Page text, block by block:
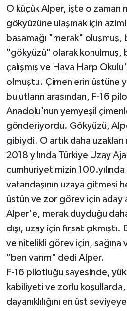
O küçük Alper, işte o zaman
gökyüzüne ulaşmak için
basamağı "merak" oluşmuş,
"gökyüzü" olarak konulmuş,
çalışmış ve Hava Harp
olmuştu. Çimenlerin üstüne
bulutların arasından, F-16
Anadolu'nun yemyeşil
gönderiyordu. Gökyüzü,
gibiydi. O artık daha
2018 yılında Türkiye Uzay
cumhuriyetimizin
vatandaşının uzaya gitmesi
üstün ve zor görev için aday
Alper'e, merak duyduğu
dışı, uzay için fırsat
ve nitelikli görev için, sağına
"ben varım" dedi Alper.
F-16 pilotluğu sayesinde,
kabiliyeti ve zorlu koşullarda,
dayanıklılığını en üst